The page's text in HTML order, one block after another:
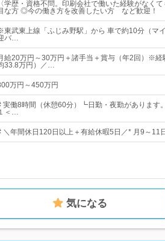
〈学歴・資格不問。印刷会社で働いた経験がな
な方 ◎今の働き方を改善したい方 など歓迎！
東武東上線「ふじみ野駅」から 車で約10分（マ
バ…
給20万円～30万円＋諸手当＋賞与（年2回）※
33.8万円）／…
万円～450万円
実働8時間（休憩60分）┗日勤・夜勤がありま
＜…
＼年間休日120日以上＋有給休暇5日／* 月9～
気になる